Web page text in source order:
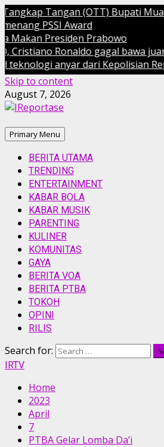
Tangan (OTT) Bupati Muara
PSSI Award
Presiden Prabowo
Ronaldo gagal bawa juara
anyar dari Kepolisian
Skip to content
August 7, 2026
Primary Menu
BERITA UTAMA
TRENDING
ENTERTAINMENT
KABAR BOLA
KABAR MUSIK
PARENTING
KULINER
KOMUNITAS
GAYA
BERITA VOA
BERITA PTBA
TOKOH
OPINI
RILIS
Search for:
IRTV
Home
2023
April
7
PTBA Gelar Lomba Da’i